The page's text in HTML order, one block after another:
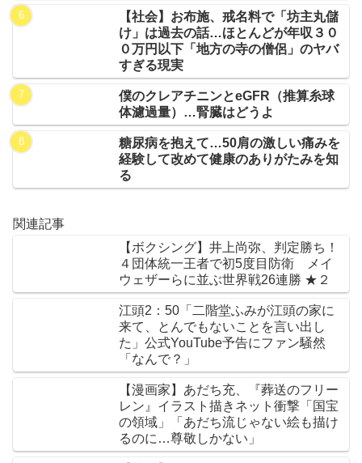
【社会】お布施、戒名料で「坊主丸儲
け」は過去の話…ほとんどが年収３０
０万円以下「地方の寺の僧侶」のヤバ
すぎる現実
僕のクレアチニンとeGFR（推算糸球
体濾過量）…腎臓はどうよ
糖尿病を抱えて…50肩の激しい痛みを
経験して改めて健康のありがたみを知
る
関連記事
【ボクシング】井上尚弥、判定勝ち！
４団体統一王者で初5度目防衛 メイ
ウェザーらに並ぶ世界戦26連勝 ★２
江頭2：50「二階堂ふみが江頭の家に
来て、とんでもないことを言い出し
た」公式YouTube予告にファン騒然
「なんで？」
【漫画家】あだち充、『葬送のフリー
レン』イラスト描きネット衝撃「国宝
の領域」「あだち流じゃない絵も描け
るのに…尊敬しかない」